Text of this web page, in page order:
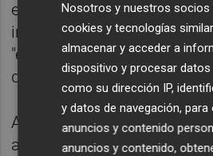
entre todos los consellers
infantiles de nuestra
"enriquecer el trabajo que
desarrollando en muchos
Asimismo, la
aprovechado la ocasión
Nosotros y nuestros socios
cookies y tecnologías
almacenar y acceder a
dispositivo y procesar datos
como su dirección IP,
y datos de navegación,
anuncios y contenido
anuncios y contenido,